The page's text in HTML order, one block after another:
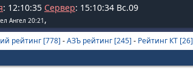
: 12:10:36 Сервер: 15:10:35 Вс.09
Ангел 20:21 ,
рейтинг [778] -АЗЪ рейтинг [245] - Рейтинг КТ [26]